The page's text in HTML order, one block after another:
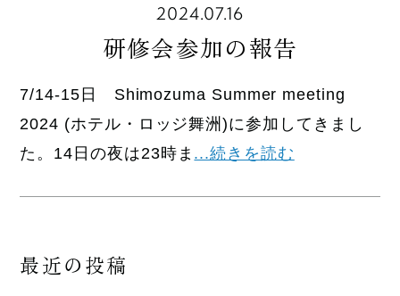
2024.07.16
研修会参加の報告
7/14-15日 Shimozuma Summer meeting
2024 (ホテル・ロッジ舞洲)に参加してきまし
た。14日の夜は23時ま ...続きを読む
最近の投稿